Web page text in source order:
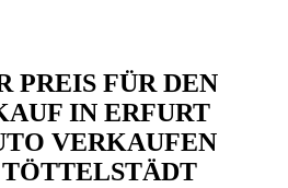
PREIS FÜR DEN
IN ERFURT
VERKAUFEN